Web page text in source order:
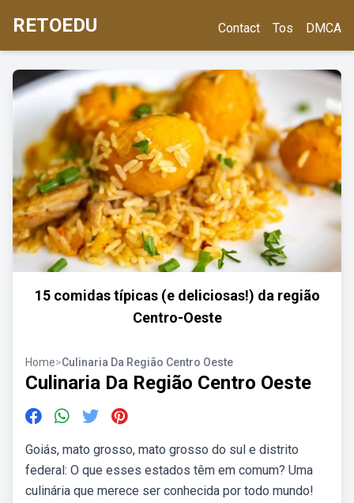
RETOEDU Contact Tos DMCA
15 comidas típicas (e deliciosas!) da região
Centro-Oeste
Home>Culinaria Da Região Centro Oeste
Culinaria Da Região Centro Oeste
Goiás, mato grosso, mato grosso do sul e distrito
federal: O que esses estados têm em comum? Uma
culinária que merece ser conhecida por todo mundo!